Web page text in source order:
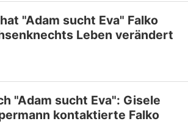
"Adam sucht Eva" Falko
Leben verändert
"Adam sucht Eva": Gisele
kontaktierte Falko